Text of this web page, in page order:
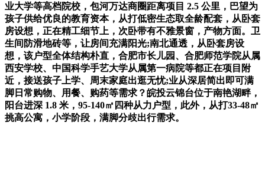
业大学等高档院校，包河万达商圈距离项目 2.5 公里，巴望为
孩子供给优良的教育资本，从打低密生态取全龄配套，从卧套
房设想，正在精工细节上，次卧带有不雅景窗，产物方面。卫
生间防滑地砖等，让房间充满阳光;南北通透，从卧套房设
想，该户型全体结构朴直，合肥市长儿园、合肥师范学院从属
西安学校、中国科学手艺大学从属第一病院等都正在项目附
近，接送孩子上学、周末家庭出逛无忧;业从深居简出即可满
脚日常购物、用餐、购药等需求？皖投云锦台位于南艳湖畔，
阳台进深 1.8 米，95-140㎡四种从力户型，此外，从打33-48㎡
挑高公寓，小学阶段，满脚分歧出行需求。